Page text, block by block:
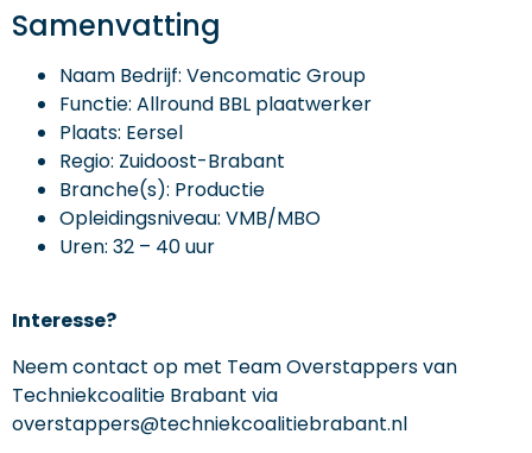
Samenvatting
Naam Bedrijf: Vencomatic Group
Functie: Allround BBL plaatwerker
Plaats: Eersel
Regio: Zuidoost-Brabant
Branche(s): Productie
Opleidingsniveau: VMB/MBO
Uren: 32 – 40 uur
Interesse?
Neem contact op met Team Overstappers van
Techniekcoalitie Brabant via
overstappers@techniekcoalitiebrabant.nl